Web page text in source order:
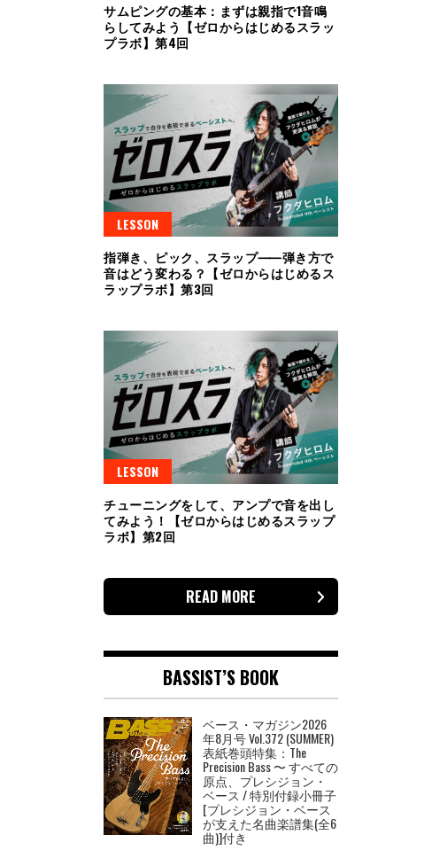
サムピングの基本：まずは親指で1音鳴
らしてみよう【ゼロからはじめるスラッ
プラボ】第4回
LESSON
指弾き、ピック、スラップ⸺弾き方で
音はどう変わる？【ゼロからはじめるス
ラップラボ】第3回
LESSON
チューニングをして、アンプで音を出し
てみよう！【ゼロからはじめるスラップ
ラボ】第2回
READ MORE
BASSIST’S BOOK
ベース・マガジン2026
年8月号 Vol.372 (SUMMER)
表紙巻頭特集：The
Precision Bass 〜 すべての
原点、プレシジョン・
ベース / 特別付録小冊子
[プレシジョン・ベース
が支えた名曲楽譜集(全6
曲)]付き